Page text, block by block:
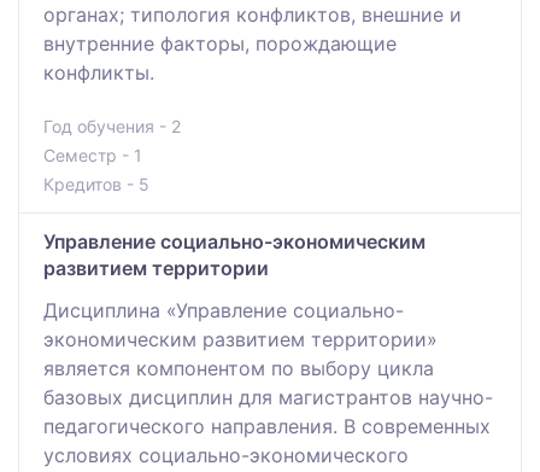
органах; типология конфликтов, внешние и
внутренние факторы, порождающие
конфликты.
Год обучения - 2
Семестр - 1
Кредитов - 5
Управление социально-экономическим
развитием территории
Дисциплина «Управление социально-
экономическим развитием территории»
является компонентом по выбору цикла
базовых дисциплин для магистрантов научно-
педагогического направления. В современных
условиях социально-экономического